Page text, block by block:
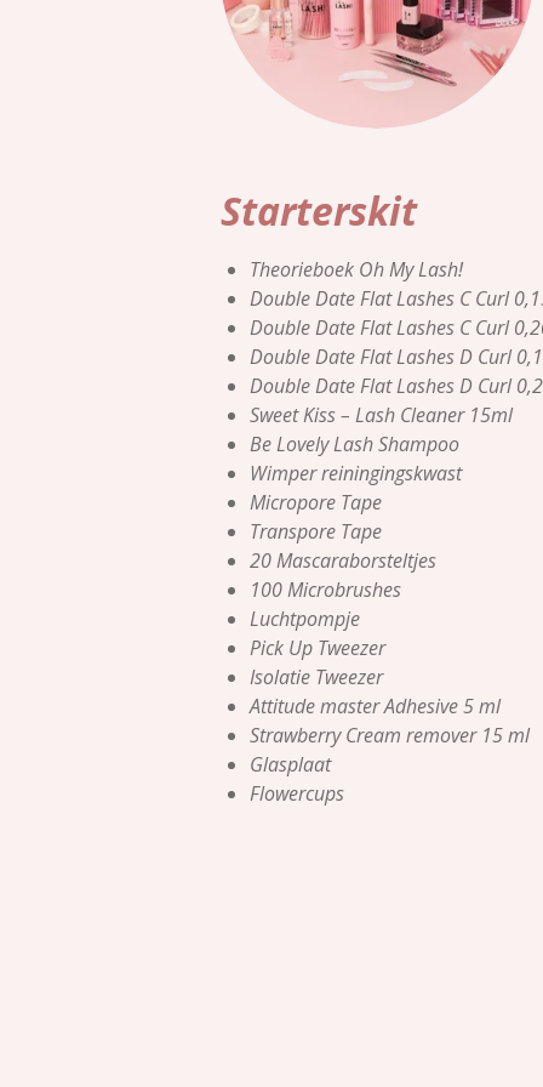
Starterskit
Theorieboek Oh My Lash!
Double Date Flat Lashes C Curl
Double Date Flat Lashes C Curl
Double Date Flat Lashes D Curl
Double Date Flat Lashes D Curl
Sweet Kiss – Lash Cleaner 15ml
Be Lovely Lash Shampoo
Wimper reiningingskwast
Micropore Tape
Transpore Tape
20 Mascaraborsteltjes
100 Microbrushes
Luchtpompje
Pick Up Tweezer
Isolatie Tweezer
Attitude master Adhesive 5 ml
Strawberry Cream remover 15 ml
Glasplaat
Flowercups